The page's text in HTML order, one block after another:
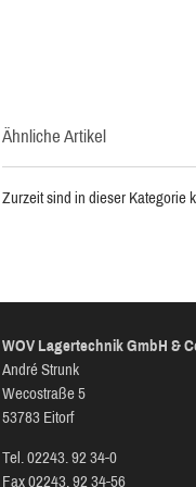
Ähnliche Artikel
Zurzeit sind in dieser Kategorie
WOV Lagertechnik GmbH &
André Strunk
Wecostraße 5
53783 Eitorf
Tel. 02243. 92 34-0
Fax 02243. 92 34-56